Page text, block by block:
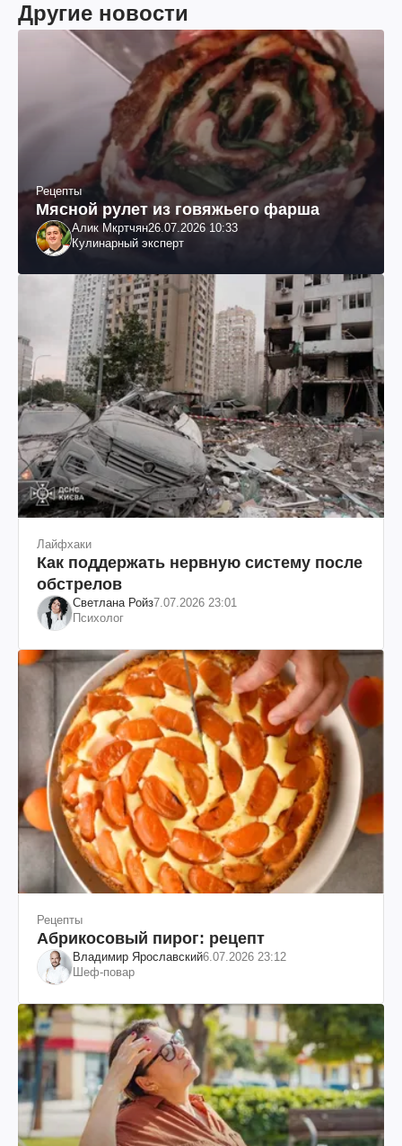
Другие новости
Рецепты
Мясной рулет из говяжьего фарша
Алик Мкртчян26.07.2026 10:33
Кулинарный эксперт
Лайфхаки
Как поддержать нервную систему после
обстрелов
Светлана Ройз7.07.2026 23:01
Психолог
Рецепты
Абрикосовый пирог: рецепт
Владимир Ярославский6.07.2026 23:12
Шеф-повар